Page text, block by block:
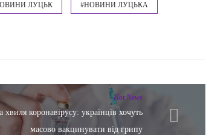
ЛУЦЬК #НОВИНИ ЛУЦЬКА
Hot News
хвиля коронавірусу: українців хочуть
масово вакцинувати від грипу